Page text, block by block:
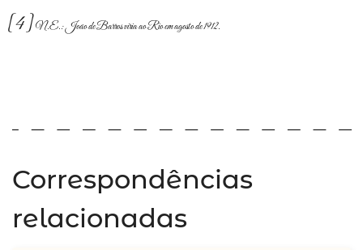
[4]N.E.: João de Barros viria ao Rio em agosto de 1912.
Correspondências
relacionadas